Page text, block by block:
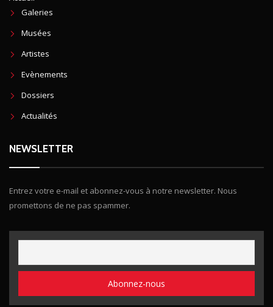
Galeries
Musées
Artistes
Evènements
Dossiers
Actualités
NEWSLETTER
Entrez votre e-mail et abonnez-vous à notre newsletter. Nous
promettons de ne pas spammer.